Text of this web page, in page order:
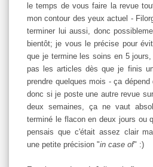
le temps de vous faire la revue
mon contour des yeux actuel -
terminer lui aussi, donc
bientôt; je vous le précise pour
que je termine les soins en 5
pas les articles dès que je finis
prendre quelques mois - ça
donc si je poste une autre revue
deux semaines, ça ne vaut
terminé le flacon en deux jours ou
pensais que c'était assez clair
une petite précision "in case of" :)